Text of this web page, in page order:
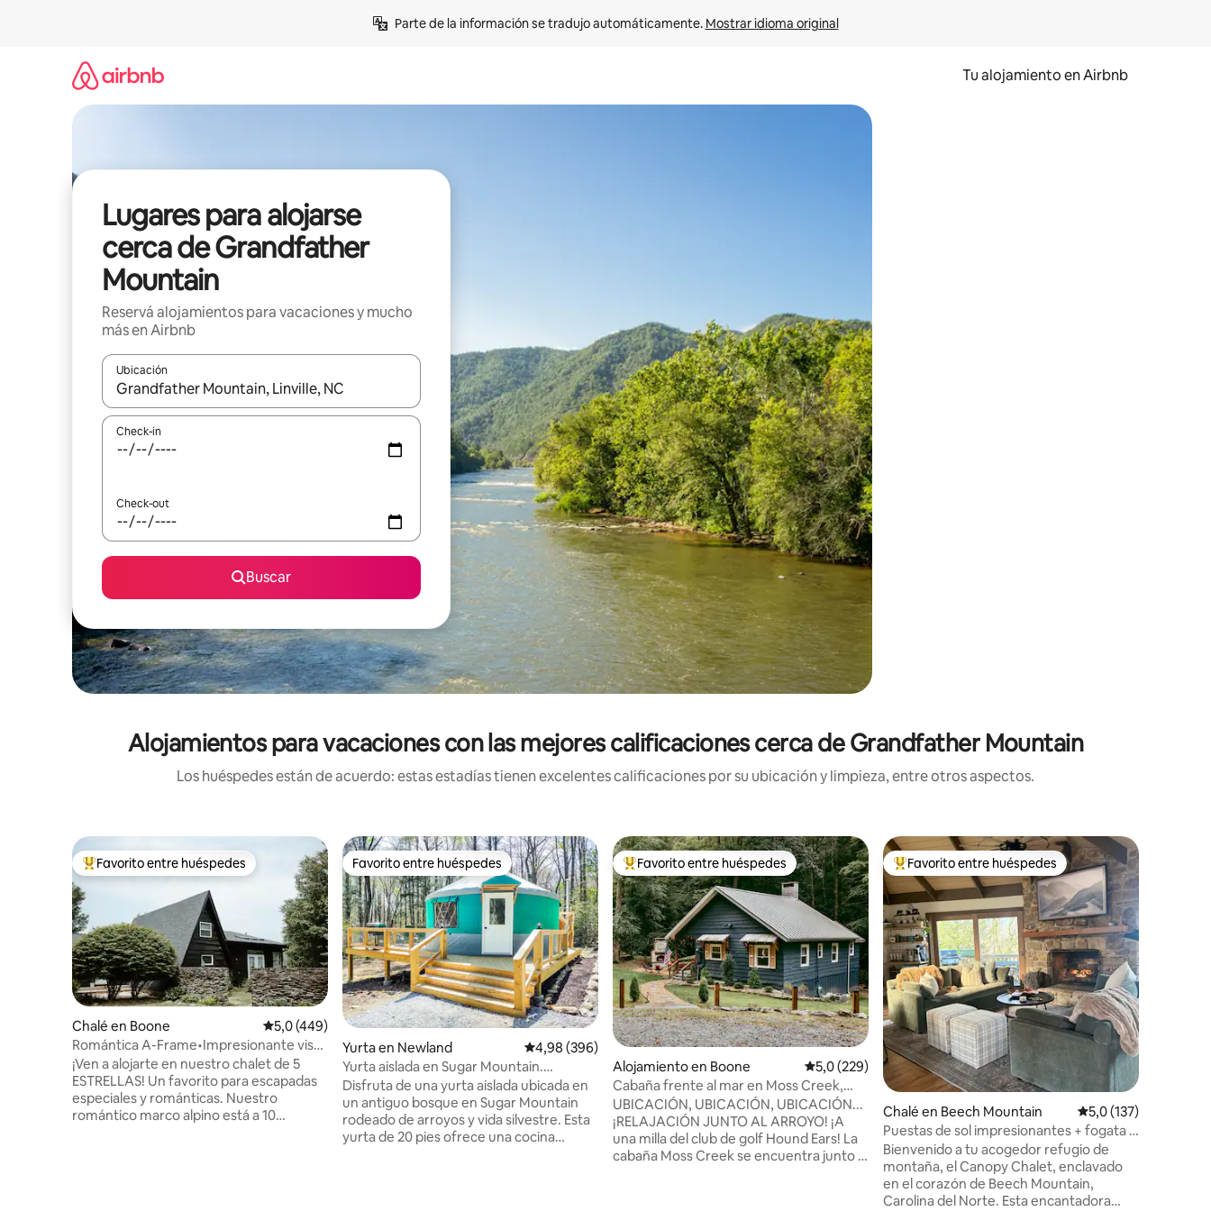
Parte de la información se tradujo automáticamente. Mostrar idioma original
Tu alojamiento en Airbnb
Lugares para alojarse
cerca de Grandfather
Mountain
Reservá alojamientos para vacaciones y mucho
más en Airbnb
Ubicación
Cuando los resultados estén disponibles, navegá con las teclas de flecha hacia arriba y hacia abajo o explorá deslizando el dedo.
Check-in
Check-out
Buscar
Alojamientos para vacaciones con las mejores calificaciones cerca de Grandfather Mountain
Los huéspedes están de acuerdo: estas estadías tienen excelentes calificaciones por su ubicación y limpieza, entre otros aspectos.
Favorito entre los huéspedes más destacados
Favorito entre huéspedes
Chalé en Boone Calificación promedio: 5,0 de 5. 449 evaluaciones
5,0 (449)
Romántica A-Frame•Impresionante vista
a la montaña•Ducha épica
¡Ven a alojarte en nuestro chalet de 5
ESTRELLAS! Un favorito para escapadas
especiales y románticas. Nuestro
romántico marco alpino está a 10
Favorito entre huéspedes
Favorito entre huéspedes
Yurta en Newland Calificación promedio: 4,98 de 5. 396 evaluaciones
4,98 (396)
Yurta aislada en Sugar Mountain.
Amueblado, jacuzzi
Disfruta de una yurta aislada ubicada en
un antiguo bosque en Sugar Mountain
rodeado de arroyos y vida silvestre. Esta
yurta de 20 pies ofrece una cocina
Favorito entre los huéspedes más destacados
Favorito entre huéspedes
Alojamiento en Boone Calificación promedio: 5,0 de 5. 229 evaluaciones
5,0 (229)
Cabaña frente al mar en Moss Creek,
Boone, ubicación perfecta
UBICACIÓN, UBICACIÓN, UBICACIÓN...
¡RELAJACIÓN JUNTO AL ARROYO! ¡A
una milla del club de golf Hound Ears! La
cabaña Moss Creek se encuentra junto a
Favorito entre los huéspedes más destacados
Favorito entre huéspedes
Chalé en Beech Mountain Calificación
5,0 (137)
Puestas de sol impresionantes + fogata +
2 baños en suite
Bienvenido a tu acogedor refugio de
montaña, el Canopy Chalet, enclavado
en el corazón de Beech Mountain,
Carolina del Norte. Esta encantadora